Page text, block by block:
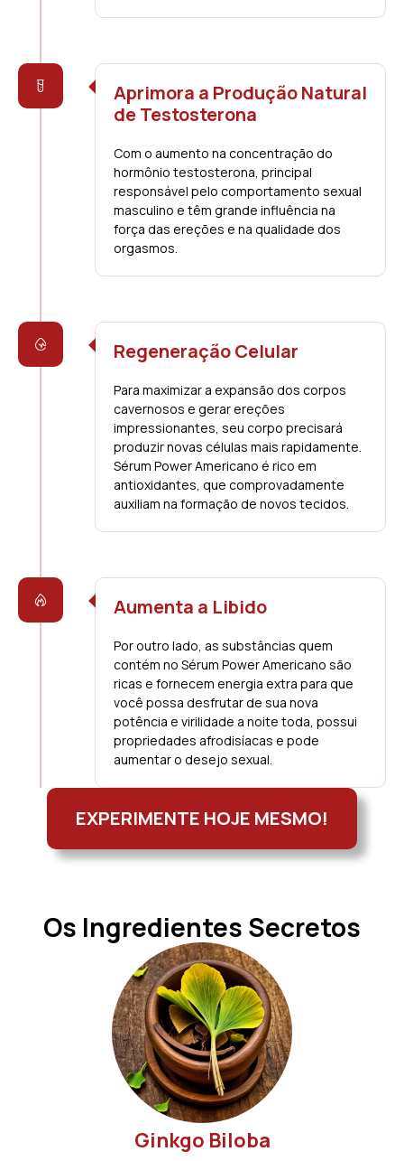
Aprimora a Produção Natural
de Testosterona
Com o aumento na concentração do
hormônio testosterona, principal
responsável pelo comportamento sexual
masculino e têm grande influência na
força das ereções e na qualidade dos
orgasmos.
Regeneração Celular
Para maximizar a expansão dos corpos
cavernosos e gerar ereções
impressionantes, seu corpo precisará
produzir novas células mais rapidamente.
Sérum Power Americano é rico em
antioxidantes, que comprovadamente
auxiliam na formação de novos tecidos.
Aumenta a Libido
Por outro lado, as substâncias quem
contém no Sérum Power Americano são
ricas e fornecem energia extra para que
você possa desfrutar de sua nova
potência e virilidade a noite toda, possui
propriedades afrodisíacas e pode
aumentar o desejo sexual.
EXPERIMENTE HOJE MESMO!
Os Ingredientes Secretos
Ginkgo Biloba